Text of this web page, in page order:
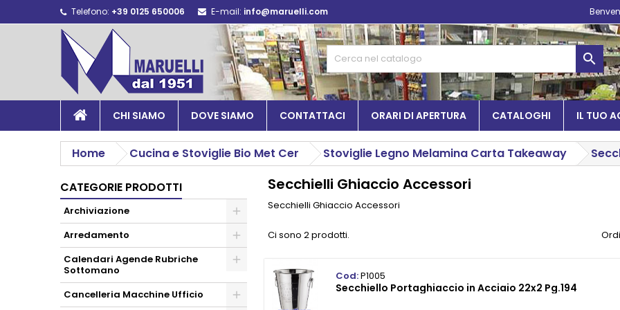
Telefono: +39 0125 650006 E-mail: info@maruelli.com

CHI SIAMO DOVE SIAMO CONTATTACI ORARI DI APERTURA CATALOGHI IL TUO
Home Cucina e Stoviglie Bio Met Cer Stoviglie Legno Melamina Carta Takeaway
CATEGORIE PRODOTTI
Archiviazione
Arredamento
Calendari Agende Rubriche
Sottomano
Cancelleria Macchine Ufficio
Secchielli Ghiaccio Accessori
Secchielli Ghiaccio Accessori
Ci sono 2 prodotti.
Cod:P1005
Secchiello Portaghiaccio in Acciaio 22x2 Pg.194